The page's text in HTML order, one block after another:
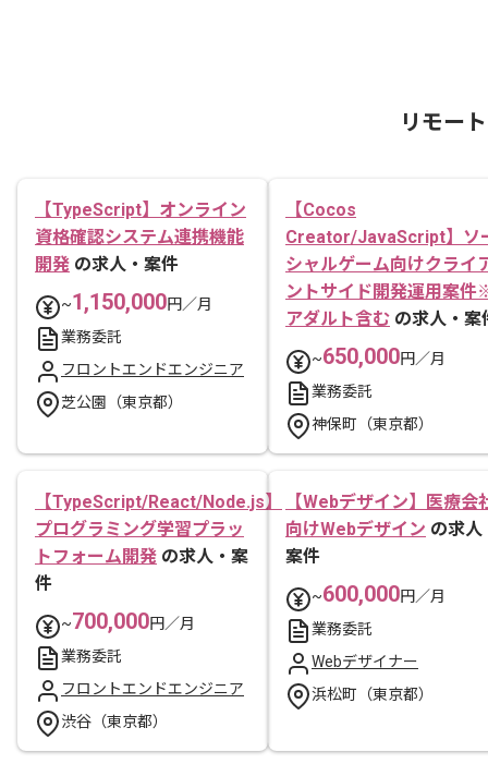
リモー
【TypeScript】オンライン
資格確認システム連携機能
開発 の求人・案件
~1,150,000円／月
業務委託
フロントエンドエンジニア
芝公園（東京都）
【Cocos
Creator/JavaScript】ソ
シャルゲーム向けクライ
ントサイド開発運用案件
アダルト含む の求人・案
~650,000円／月
業務委託
神保町（東京都）
【TypeScript/React/Node.js】
プログラミング学習プラッ
トフォーム開発 の求人・案
件
~700,000円／月
業務委託
フロントエンドエンジニア
渋谷（東京都）
【Webデザイン】医療会
向けWebデザイン の求人
案件
~600,000円／月
業務委託
Webデザイナー
浜松町（東京都）